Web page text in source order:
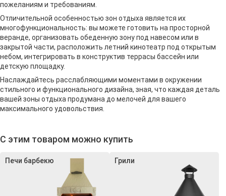
пожеланиям и требованиям.
Отличительной особенностью зон отдыха является их
многофункциональность: вы можете готовить на просторной
веранде, организовать обеденную зону под навесом или в
закрытой части, расположить летний кинотеатр под открытым
небом, интегрировать в конструктив террасы бассейн или
детскую площадку.
Наслаждайтесь расслабляющими моментами в окружении
стильного и функционального дизайна, зная, что каждая деталь
вашей зоны отдыха продумана до мелочей для вашего
максимального удовольствия.
С этим товаром можно купить
Печи барбекю Грили